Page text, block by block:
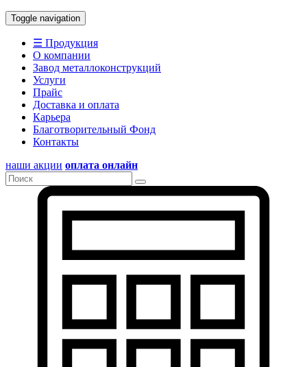
Toggle navigation
☰ Продукция
О компании
Завод металлоконструкций
Услуги
Прайс
Доставка и оплата
Карьера
Благотворительный Фонд
Контакты
наши акции оплата онлайн